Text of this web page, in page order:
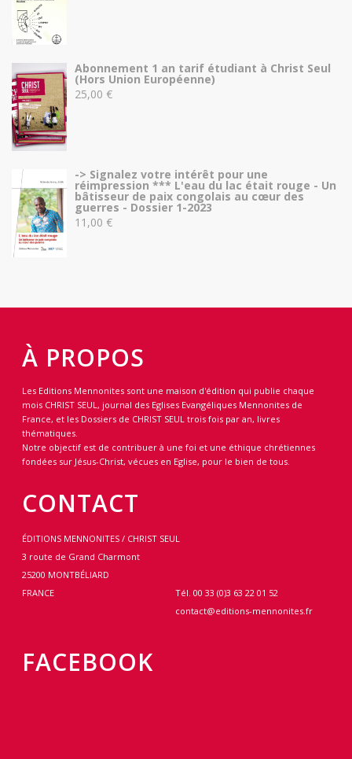
Abonnement 1 an tarif étudiant à Christ Seul
(Hors Union Européenne)
25,00 €
-> Signalez votre intérêt pour une
réimpression *** L'eau du lac était rouge - Un
bâtisseur de paix congolais au cœur des
guerres - Dossier 1-2023
11,00 €
À PROPOS
Les Editions Mennonites sont une maison d'édition qui publie chaque
mois CHRIST SEUL, journal des Eglises Evangéliques Mennonites de
France, et les Dossiers de CHRIST SEUL trois fois par an, livres
thématiques.
Notre objectif est de contribuer à une foi et une éthique chrétiennes
fondées sur Jésus-Christ, vécues en Eglise, pour le bien de tous.
CONTACT
ÉDITIONS MENNONITES / CHRIST SEUL
3 route de Grand Charmont
25200 MONTBÉLIARD
FRANCE
Tél. 00 33 (0)3 63 22 01 52
contact@editions-mennonites.fr
FACEBOOK